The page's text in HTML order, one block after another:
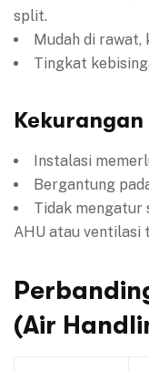
split.
Mudah di
Tingkat
Kekurangan
Instalasi
Bergantung
Tidak mengatur
AHU atau ventilasi
(Air